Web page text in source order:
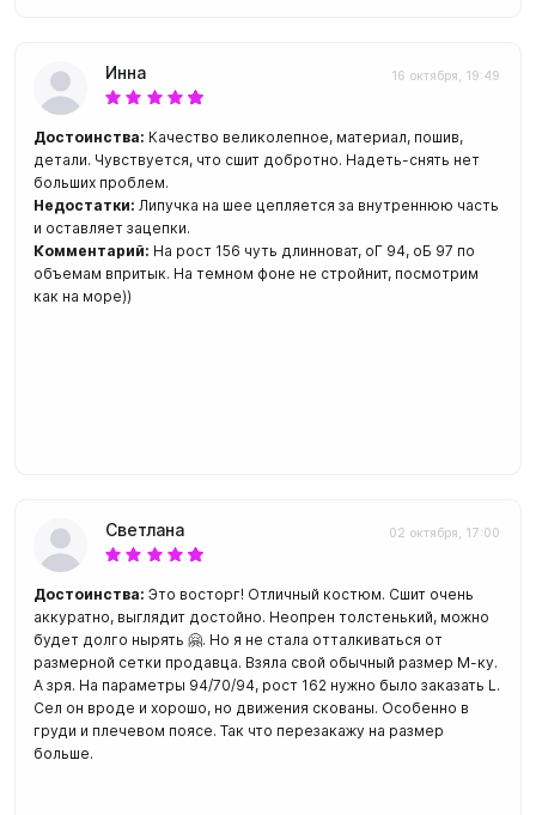
Инна 16 октября, 19:49
Достоинства: Качество великолепное, материал, пошив,
детали. Чувствуется, что сшит добротно. Надеть-снять нет
больших проблем.
Недостатки: Липучка на шее цепляется за внутреннюю часть
и оставляет зацепки.
Комментарий: На рост 156 чуть длинноват, оГ 94, оБ 97 по
объемам впритык. На темном фоне не стройнит, посмотрим
как на море))
Светлана 02 октября, 17:00
Достоинства: Это восторг! Отличный костюм. Сшит очень
аккуратно, выглядит достойно. Неопрен толстенький, можно
будет долго нырять 🤗. Но я не стала отталкиваться от
размерной сетки продавца. Взяла свой обычный размер М-ку.
А зря. На параметры 94/70/94, рост 162 нужно было заказать L.
Сел он вроде и хорошо, но движения скованы. Особенно в
груди и плечевом поясе. Так что перезакажу на размер
больше.